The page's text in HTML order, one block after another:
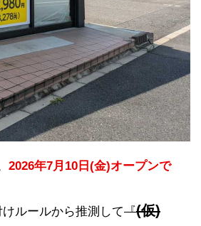
2026年7月10日(金)オープンで
ルールから推測して『(仮)